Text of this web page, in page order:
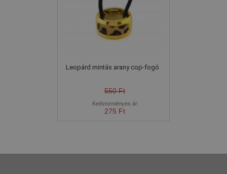
Leopárd mintás arany cop-fogó
550 Ft
Kedvezményes ár:
275 Ft